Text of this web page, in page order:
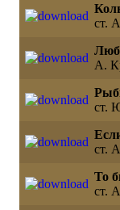
ст.
А.
ст.
ст.
То
ст.